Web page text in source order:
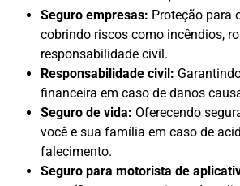
Seguro empresas: Proteção para
cobrindo riscos como incêndios,
responsabilidade civil.
Responsabilidade civil:
financeira em caso de danos
Seguro de vida: Oferecendo
você e sua família em caso de
falecimento.
Seguro para motorista de